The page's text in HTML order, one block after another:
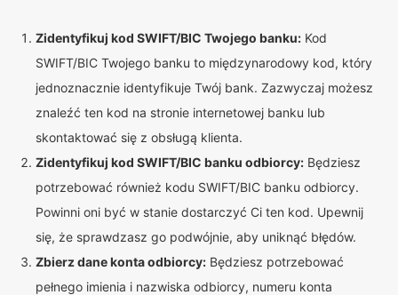
Zidentyfikuj kod SWIFT/BIC Twojego banku: Kod
SWIFT/BIC Twojego banku to międzynarodowy kod, który
jednoznacznie identyfikuje Twój bank. Zazwyczaj możesz
znaleźć ten kod na stronie internetowej banku lub
skontaktować się z obsługą klienta.
Zidentyfikuj kod SWIFT/BIC banku odbiorcy: Będziesz
potrzebować również kodu SWIFT/BIC banku odbiorcy.
Powinni oni być w stanie dostarczyć Ci ten kod. Upewnij
się, że sprawdzasz go podwójnie, aby uniknąć błędów.
Zbierz dane konta odbiorcy: Będziesz potrzebować
pełnego imienia i nazwiska odbiorcy, numeru konta